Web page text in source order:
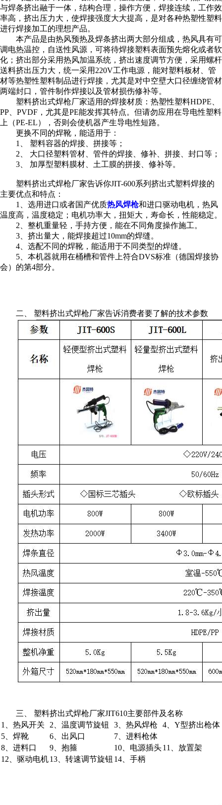
与焊条挤出融于一体，结构合理，操作方便，焊接连续，工作效
率高，挤出压力大，使焊接强度大大提高，是对各种热塑性塑料
进行焊接加工的理想产品。
本产品是由热风预热及焊条挤出两大部分组成，热风具有可
调电热温控，自送性风源，可将待焊接塑料表面预先熔化或者软
化；挤出部分采用热风加温系统，挤出速度调节方便，采用螺杆
送料挤出压力大，统一采用220V工作电源，能对塑料板材、管
材等热塑性塑料制品进行焊接，尤其是对中空壁大口径缠绕管材
两端封口，管件制作焊接以及管材损伤修补等。
塑料挤出式焊枪厂家适用的焊接材质：热塑性塑料HDPE、
PP、PVDF，尤其是PE能发挥其特点。但请勿应用在导电性塑料
上（PE-EL），否则会使机器产生导电性短路。
更换不同的焊靴，能适用于：
1、 塑料容器的焊接、拼接等；
2、 大口径塑料管材、管件的焊接、修补、拼接、封口等；
3、 加厚型塑料膜材、土工膜的拼接、修补等。
塑料挤出式焊枪厂家告诉你JIT-600系列挤出式塑料焊接的
主要优点和特点：
1、选用进口或者国产优质热风焊枪和进口驱动电机，热风
温度高，温度稳定；电机功率大，扭矩大，寿命长，性能稳定。
2、整机重量轻，手持方便，能在不同角度操作施工。
3、挤出量大，能焊接超过10mm的焊缝。
4、选配不同的焊靴，能适用于不同类型的焊缝。
5、本机器就用在桶槽和管件上符合DVS标准（德国焊接协
会）的第4部分。
二、 塑料挤出式焊枪厂家告诉消费者要了解的技术参数
三、 塑料挤出式焊枪厂家JIT610主要部件及名称
1、热风开关
2、温度调节旋钮 3、热风焊枪 4、Y型挤出枪体
5、焊靴
6、出风口
7、进料枪体
8、进料口
9、抱箍 10、电源插头11、放置架
12、驱动电机13、转速调节旋钮 14、手柄